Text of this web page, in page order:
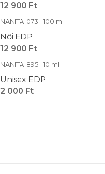
12 900 Ft
NANITA-073 - 100 ml
Női EDP
12 900 Ft
NANITA-895 - 10 ml
Unisex EDP
2 000 Ft